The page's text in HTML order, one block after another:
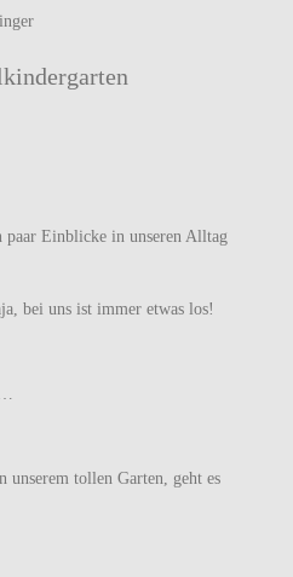
Einblicke in unseren Alltag
bei uns ist immer etwas los!
unserem tollen Garten, geht es